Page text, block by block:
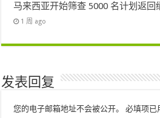
马来西亚开始筛查 5000 名计划返回
1 周 ago
发表回复
您的电子邮箱地址不会被公开。 必填项已